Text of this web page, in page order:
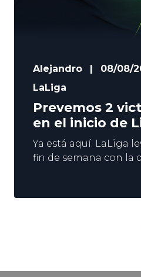
Alejandro
08/08/
LaLiga
Prevemos 2
en el inicio de
Ya está aquí. LaLiga
fin de semana con la
encuentros. El
Sevilla hace lo propio
cerrar el primer
campeonato. Ya
nos gustan las